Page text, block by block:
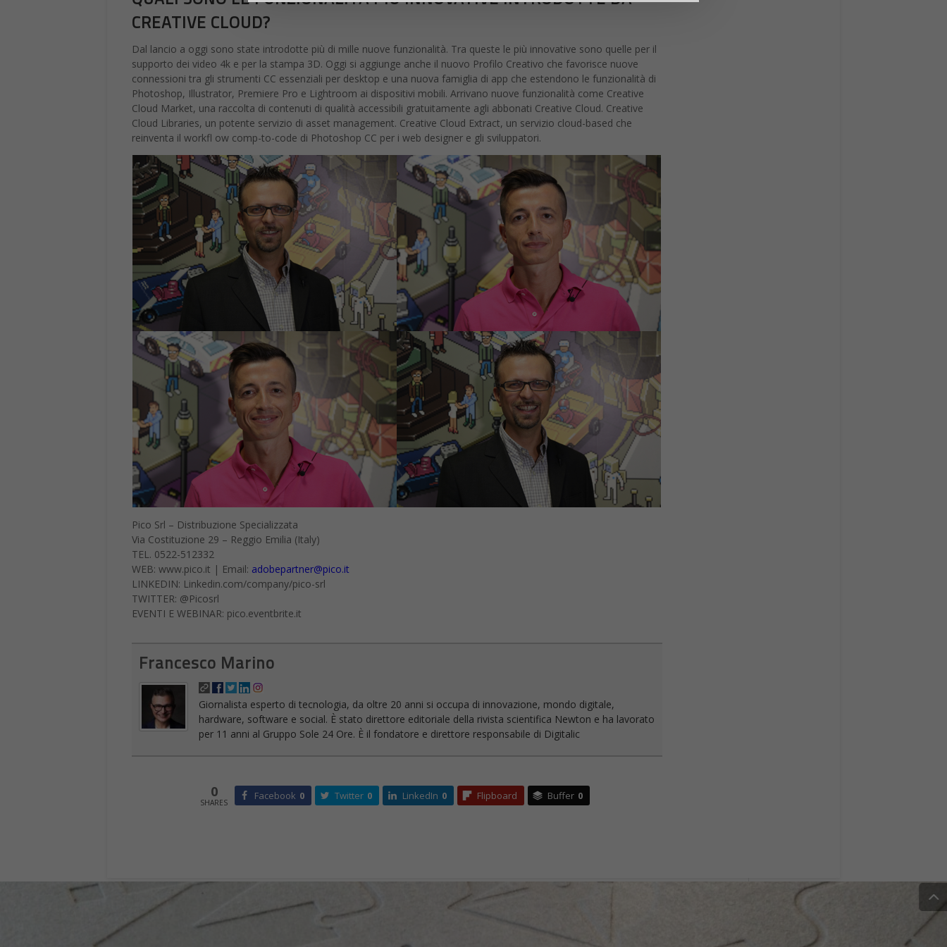
CREATIVE CLOUD?
Dal lancio a oggi sono state introdotte più di mille nuove funzionalità. Tra queste le più innovative sono quelle per il
supporto dei video 4k e per la stampa 3D. Oggi si aggiunge anche il nuovo Profilo Creativo che favorisce nuove
connessioni tra gli strumenti CC essenziali per desktop e una nuova famiglia di app che estendono le funzionalità di
Photoshop, Illustrator, Premiere Pro e Lightroom ai dispositivi mobili. Arrivano nuove funzionalità come Creative
Cloud Market, una raccolta di contenuti di qualità accessibili gratuitamente agli abbonati Creative Cloud. Creative
Cloud Libraries, un potente servizio di asset management. Creative Cloud Extract, un servizio cloud-based che
reinventa il workfl ow comp-to-code di Photoshop CC per i web designer e gli sviluppatori.
Pico Srl – Distribuzione Specializzata
Via Costituzione 29 – Reggio Emilia (Italy)
TEL. 0522-512332
WEB: www.pico.it | Email: adobepartner@pico.it
LINKEDIN: Linkedin.com/company/pico-srl
TWITTER: @Picosrl
EVENTI E WEBINAR: pico.eventbrite.it
Francesco Marino
Giornalista esperto di tecnologia, da oltre 20 anni si occupa di innovazione, mondo digitale,
hardware, software e social. È stato direttore editoriale della rivista scientifica Newton e ha lavorato
per 11 anni al Gruppo Sole 24 Ore. È il fondatore e direttore responsabile di Digitalic
0
SHARES
Facebook 0 Twitter 0 LinkedIn 0 Flipboard Buffer 0